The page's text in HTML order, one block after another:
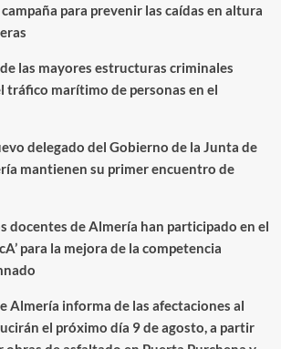
para prevenir las caídas en altura
las mayores estructuras criminales
tráfico marítimo de personas en el
delegado del Gobierno de la Junta de
mantienen su primer encuentro de
docentes de Almería han participado en el
para la mejora de la competencia
Almería informa de las afectaciones al
el próximo día 9 de agosto, a partir